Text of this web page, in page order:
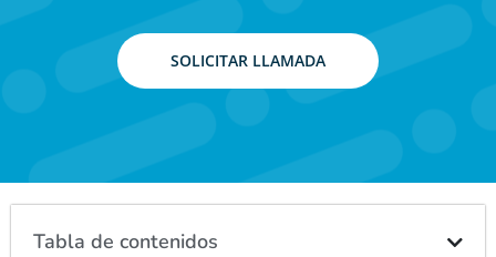
SOLICITAR LLAMADA
Tabla de contenidos